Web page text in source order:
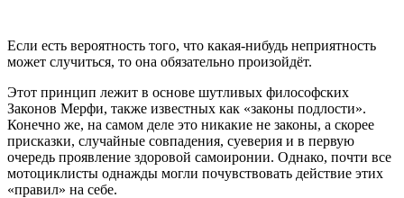
Если есть вероятность того, что какая-нибудь неприятность
может случиться, то она обязательно произойдёт.
Этот принцип лежит в основе шутливых философских
Законов Мерфи, также известных как «законы подлости».
Конечно же, на самом деле это никакие не законы, а скорее
присказки, случайные совпадения, суеверия и в первую
очередь проявление здоровой самоиронии. Однако, почти все
мотоциклисты однажды могли почувствовать действие этих
«правил» на себе.